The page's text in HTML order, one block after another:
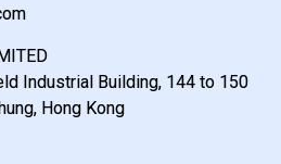
Industrial Building, 144 to 150
Hong Kong